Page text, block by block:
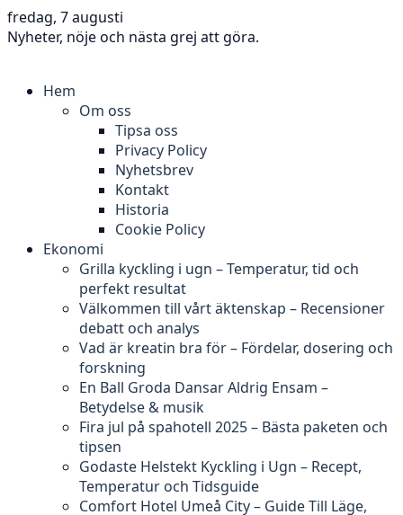
fredag, 7 augusti
Nyheter, nöje och nästa grej att göra.
Hem
Om oss
Tipsa oss
Privacy Policy
Nyhetsbrev
Kontakt
Historia
Cookie Policy
Ekonomi
Grilla kyckling i ugn – Temperatur, tid och
perfekt resultat
Välkommen till vårt äktenskap – Recensioner
debatt och analys
Vad är kreatin bra för – Fördelar, dosering och
forskning
En Ball Groda Dansar Aldrig Ensam –
Betydelse & musik
Fira jul på spahotell 2025 – Bästa paketen och
tipsen
Godaste Helstekt Kyckling i Ugn – Recept,
Temperatur och Tidsguide
Comfort Hotel Umeå City – Guide Till Läge,